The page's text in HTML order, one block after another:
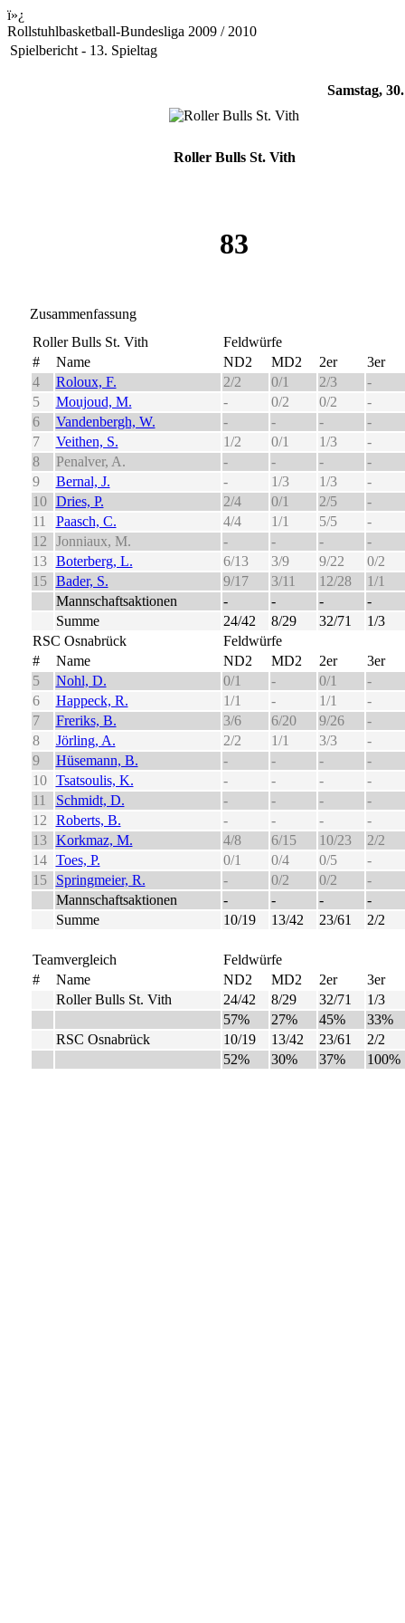
ï»¿
Rollstuhlbasketball-Bundesliga 2009 / 2010
Spielbericht - 13. Spieltag
Samstag,
Roller Bulls St. Vith
83
Zusammenfassung
Roller Bulls St. Vith
Feldwürfe
#
Name ND2 MD2 2er
3er
4
Roloux, F. 2/2 0/1 2/3
-
5
Moujoud, M. - 0/2 0/2
-
6
Vandenbergh, W. - - -
-
7
Veithen, S. 1/2 0/1 1/3
-
8
Penalver, A. - - -
-
9
Bernal, J. - 1/3 1/3
-
10
Dries, P. 2/4 0/1 2/5
-
11
Paasch, C. 4/4 1/1 5/5
-
12
Jonniaux, M. - - -
-
13
Boterberg, L. 6/13 3/9 9/22
0/2
15
Bader, S. 9/17 3/11 12/28
1/1
Mannschaftsaktionen
- - -
-
Summe
24/42 8/29 32/71
1/3
RSC Osnabrück
Feldwürfe
#
Name ND2 MD2 2er
3er
5
Nohl, D. 0/1 - 0/1
-
6
Happeck, R. 1/1 - 1/1
-
7
Freriks, B. 3/6 6/20 9/26
-
8
Jörling, A. 2/2 1/1 3/3
-
9
Hüsemann, B. - - -
-
10
Tsatsoulis, K. - - -
-
11
Schmidt, D. - - -
-
12
Roberts, B. - - -
-
13
Korkmaz, M. 4/8 6/15 10/23
2/2
14
Toes, P. 0/1 0/4 0/5
-
15
Springmeier, R. - 0/2 0/2
-
Mannschaftsaktionen
- - -
-
Summe
10/19 13/42 23/61 2/2
Teamvergleich
Feldwürfe
#
Name ND2 MD2 2er
3er
Roller Bulls St. Vith
24/42 8/29 32/71
1/3
57%
27% 45%
33%
RSC Osnabrück
10/19 13/42 23/61
2/2
52%
30% 37% 100%